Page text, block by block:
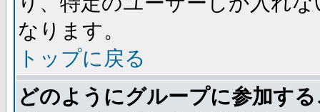
なります。
トップに戻る
どのようにグループに参加す